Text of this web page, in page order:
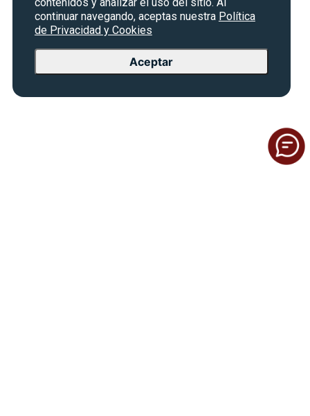
continuar navegando, aceptas nuestra Política
de Privacidad y Cookies
Aceptar